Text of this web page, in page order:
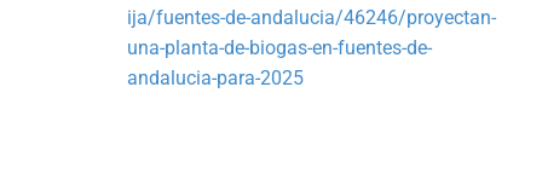
ija/fuentes-de-andalucia/46246/proyectan-
una-planta-de-biogas-en-fuentes-de-
andalucia-para-2025